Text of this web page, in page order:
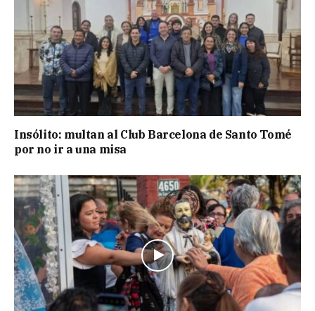
Insólito: multan al Club Barcelona de Santo Tomé
por no ir a una misa